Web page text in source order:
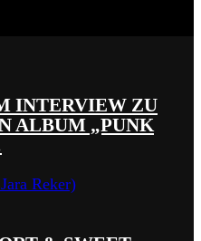
INTERVIEW ZU
ALBUM „PUNK